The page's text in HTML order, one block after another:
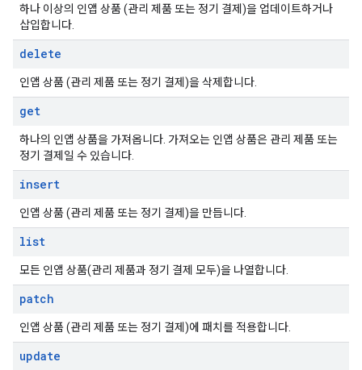
하나 이상의 인앱 상품 (관리 제품 또는 정기 결제)을 업데이트하거나
삽입합니다.
delete
인앱 상품 (관리 제품 또는 정기 결제)을 삭제합니다.
get
하나의 인앱 상품을 가져옵니다. 가져오는 인앱 상품은 관리 제품 또는
정기 결제일 수 있습니다.
insert
인앱 상품 (관리 제품 또는 정기 결제)을 만듭니다.
list
모든 인앱 상품(관리 제품과 정기 결제 모두)을 나열합니다.
patch
인앱 상품 (관리 제품 또는 정기 결제)에 패치를 적용합니다.
update